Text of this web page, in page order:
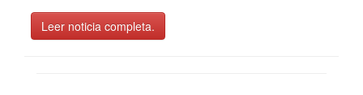
Leer noticia completa.